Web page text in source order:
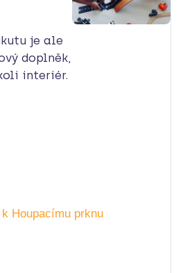
je ale
doplněk,
interiér.
k Houpacímu prknu